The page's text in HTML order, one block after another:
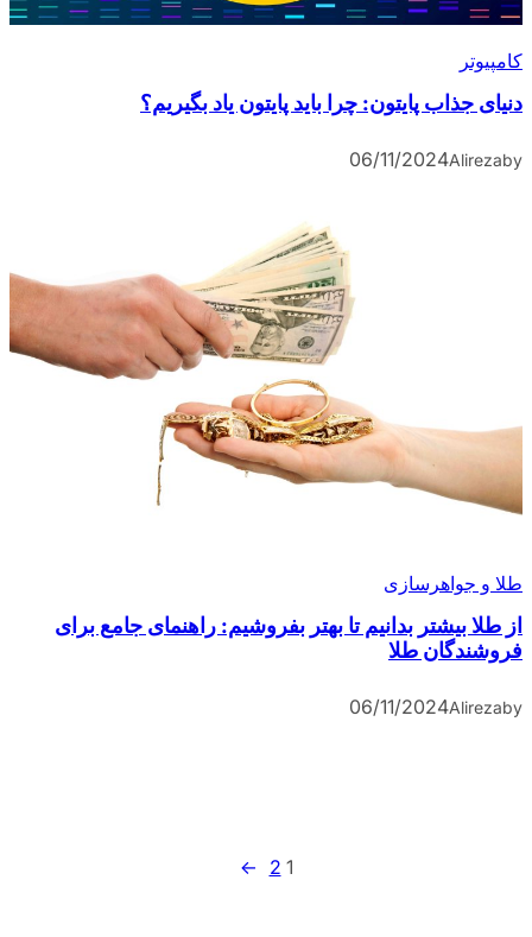
کامپیوتر
دنیای جذاب پایتون: چرا باید پایتون یاد بگیریم؟
by
Alireza
06/11/2024
طلا و جواهرسازی
از طلا بیشتر بدانیم تا بهتر بفروشیم: راهنمای جامع برای
فروشندگان طلا
by
Alireza
06/11/2024
1
2
→